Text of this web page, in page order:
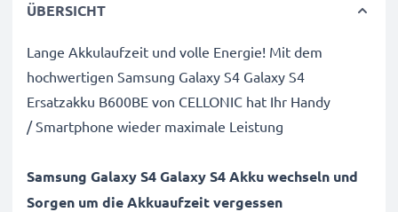
ÜBERSICHT
Lange Akkulaufzeit und volle Energie! Mit dem
hochwertigen Samsung Galaxy S4 Galaxy S4
Ersatzakku B600BE von CELLONIC hat Ihr Handy
/ Smartphone wieder maximale Leistung
Samsung Galaxy S4 Galaxy S4 Akku wechseln und
Sorgen um die Akkuaufzeit vergessen